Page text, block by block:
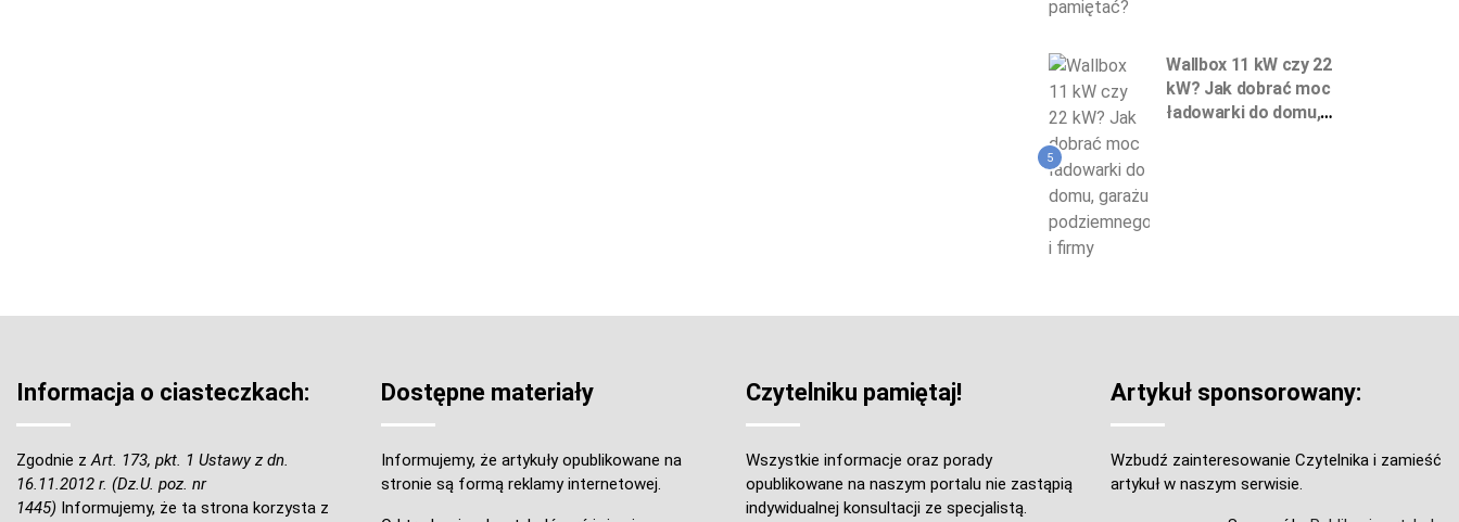
5
Wallbox 11 kW czy 22
kW? Jak dobrać moc
ładowarki do domu,
Informacja o ciasteczkach:
Zgodnie zArt. 173, pkt. 1 Ustawy z dn.
16.11.2012 r. (Dz.U. poz. nr
1445) Informujemy, że ta strona korzysta z
Dostępne materiały
Informujemy, że artykuły opublikowane na
stronie są formą reklamy internetowej.
Czytelniku pamiętaj!
Wszystkie informacje oraz porady
opublikowane na naszym portalu nie zastąpią
indywidualnej konsultacji ze specjalistą.
Artykuł sponsorowany:
Wzbudź zainteresowanie Czytelnika i zamieść
artykuł w naszym serwisie.